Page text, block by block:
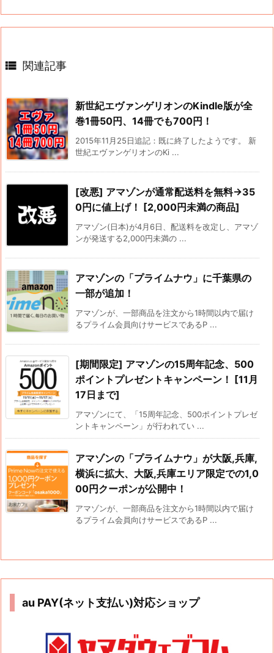
 関連記事
新世紀エヴァンゲリオンのKindle版が全
巻1冊50円、14冊でも700円！
2015年11月25日追記：既に終了したようです。 新
世紀エヴァンゲリオンのKi ...
[改悪] アマゾンが通常配送料を無料→35
0円に値上げ！ [2,000円未満の商品]
アマゾン(日本)が4月6日、配送料を改定し、アマゾ
ンが発送する2,000円未満の ...
アマゾンの「プライムナウ」に千葉県の
一部が追加！
アマゾンが、一部商品を注文から1時間以内で届け
るプライム会員向けサービスであるP ...
[期間限定] アマゾンの15周年記念、500
ポイントプレゼントキャンペーン！ [11月
17日まで]
アマゾンにて、「15周年記念、500ポイントプレゼ
ントキャンペーン」が行われてい ...
アマゾンの「プライムナウ」が大阪,兵庫,
横浜に拡大、大阪,兵庫エリア限定での1,0
00円クーポンが公開中！
アマゾンが、一部商品を注文から1時間以内で届け
るプライム会員向けサービスであるP ...
au PAY(ネット支払い)対応ショップ